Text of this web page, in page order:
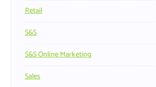
Retail
S&s
S&s Online Marketing
Sales